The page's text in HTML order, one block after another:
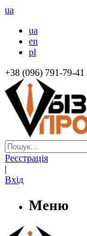
ua
ua
en
pl
+38 (096) 791-79-41
Реєстрація
|
Вхід
Меню